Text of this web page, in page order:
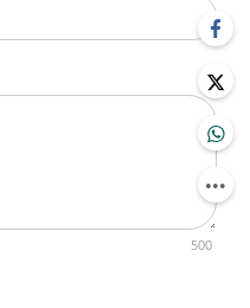
500